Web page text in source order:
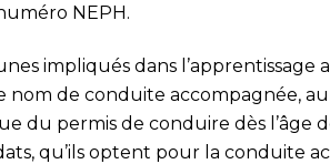
NEPH.
impliqués dans
nom de conduite accompagnée,
du permis de conduire dès l’âge
qu’ils optent pour la conduite